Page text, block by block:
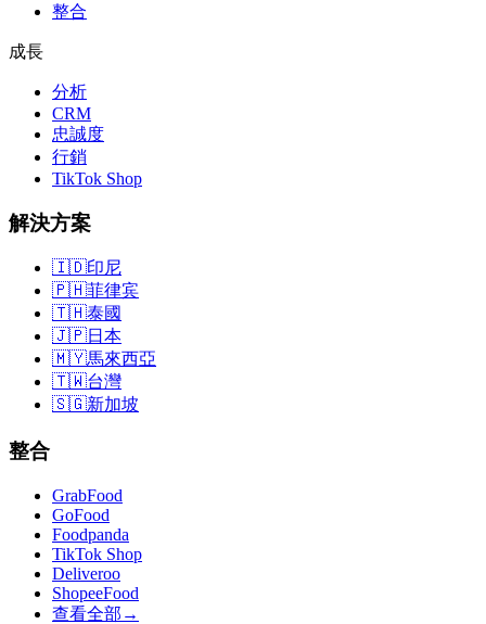
整合
成長
分析
CRM
忠誠度
行銷
TikTok Shop
解決方案
🇮🇩印尼
🇵🇭菲律宾
🇹🇭泰國
🇯🇵日本
🇲🇾馬來西亞
🇹🇼台灣
🇸🇬新加坡
整合
GrabFood
GoFood
Foodpanda
TikTok Shop
Deliveroo
ShopeeFood
查看全部 →